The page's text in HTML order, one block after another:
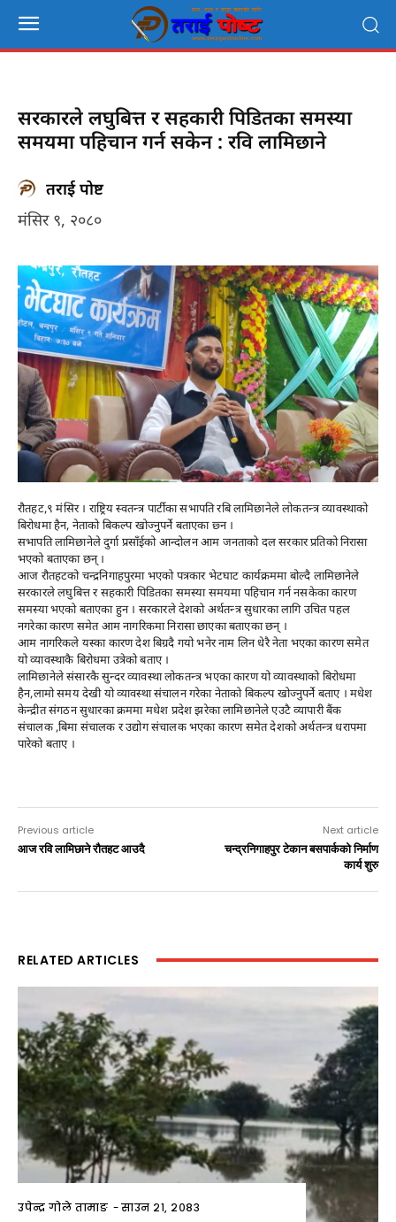
सरकारले लघुबित्त र सहकारी पिडितका समस्या
समयमा पहिचान गर्न सकेन : रवि लामिछाने
तराई पोष्ट
मंसिर ९, २०८०
रौतहट,९ मंसिर । राष्ट्रिय स्वतन्त्र पार्टीका सभापति रबि लामिछानेले लोकतन्त्र व्यावस्थाको
बिरोधमा हैन, नेताको बिकल्प खोज्नुपर्ने बताएका छ्न ।
सभापति लामिछानेले दुर्गा प्रसाँईको आन्दोलन आम जनताको दल सरकार प्रतिको निरासा
भएको बताएका छन् ।
आज रौतहटको चन्द्रनिगाहपुरमा भएको पत्रकार भेटघाट कार्यक्रममा बोल्दै लामिछानेले
सरकारले लघुबित्त र सहकारी पिडितका समस्या समयमा पहिचान गर्न नसकेका कारण
समस्या भएको बताएका हुन । सरकारले देशको अर्थतन्त्र सुधारका लागि उचित पहल
नगरेका कारण समेत आम नागरिकमा निरासा छाएका बताएका छन् ।
आम नागरिकले यस्का कारण देश बिग्रदै गयो भनेर नाम लिन धेरै नेता भएका कारण समेत
यो व्यावस्थाकै बिरोधमा उत्रेको बताए ।
लामिछानेले संसारकै सुन्दर व्यावस्था लोकतन्त्र भएका कारण यो व्यावस्थाको बिरोधमा
हैन,लामो समय देखी यो व्यावस्था संचालन गरेका नेताको बिकल्प खोज्नुपर्ने बताए । मधेश
केन्द्रीत संगठन सुधारका क्रममा मधेश प्रदेश झरेका लामिछानेले एउटै व्यापारी बैंक
संचालक ,बिमा संचालक र उद्योग संचालक भएका कारण समेत देशको अर्थतन्त्र धरापमा
पारेको बताए ।
Previous article
आज रवि लामिछाने रौतहट आउदै
Next article
चन्द्रनिगाहपुर टेकान बसपार्कको निर्माण
कार्य शुरु
RELATED ARTICLES
उपेन्द्र गोले तामाङ -साउन २१, २०८३